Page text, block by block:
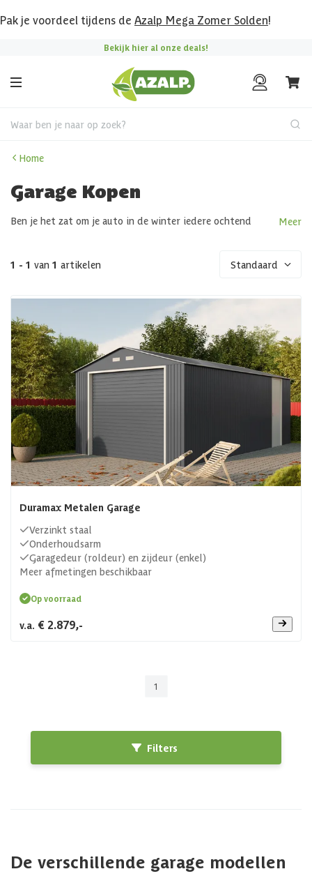
Pak je voordeel tijdens de Azalp Mega Zomer Solden!
Bekijk hier al onze deals!
Waar ben je naar op zoek?
Home
Garage Kopen
Ben je het zat om je auto in de winter iedere ochtend
is een garage in je tuin de oplossing! Een garage aan huis
zitmaaier, de skikoffer… Maak er een werkplaats van of sla
autobanden en andere spullen op die je niet dagelijks
nodig hebt. De mogelijkheden van een garage zijn
eindeloos! Wil je een garage kopen, maar weet je niet waar
je op moet letten of welke mogelijkheden er allemaal zijn?
Lees dan onderaan de pagina verder en bepaal welke garage
er straks in bij jouw huis komt te staan.
Meer
1 - 1 van 1 artikelen Standaard
Duramax Metalen Garage
Verzinkt staal
Onderhoudsarm
Garagedeur (roldeur) en zijdeur (enkel)
Meer afmetingen beschikbaar
Op voorraad
v.a. € 2.879,-
1
Filters
De verschillende garage modellen